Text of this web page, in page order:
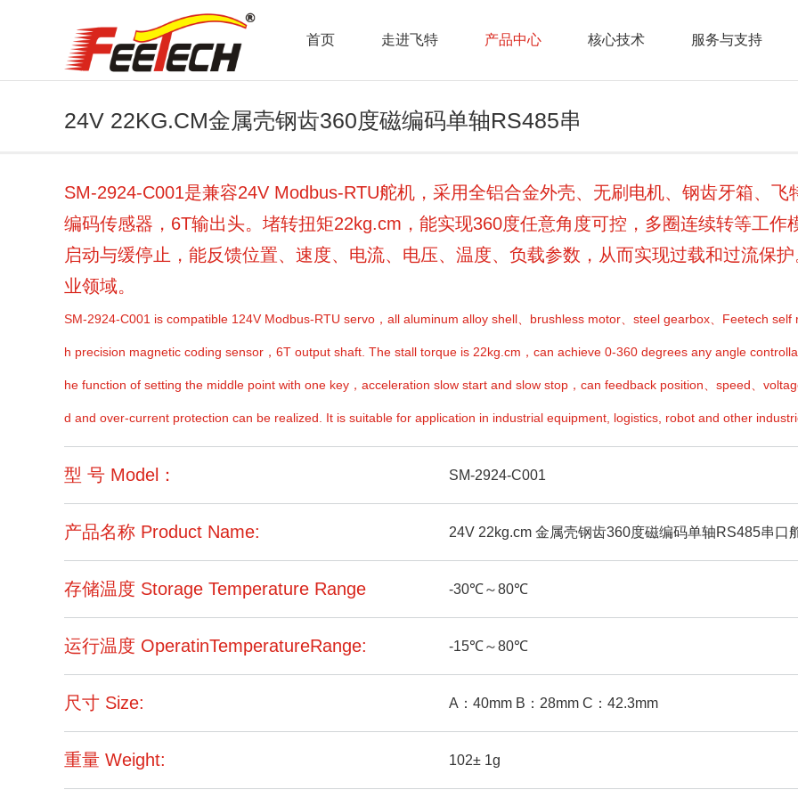
首页 走进飞特 产品中心 核心技术 服务与支持
24V 22KG.CM金属壳钢齿360度磁编码单轴RS485串
口舵机
SM-2924-C001是兼容24V Modbus-RTU舵机，采用全铝合金外壳、无刷电机、钢齿牙箱、
编码传感器，6T输出头。堵转扭矩22kg.cm，能实现360度任意角度可控，多圈连续转等工
启动与缓停止，能反馈位置、速度、电流、电压、温度、负载参数，从而实现过载和过流保
业领域。
SM-2924-C001 is compatible 124V Modbus-RTU servo，all aluminum alloy shell、brushless motor、steel gearbox、Feetech
h precision magnetic coding sensor，6T output shaft. The stall torque is 22kg.cm，can achieve 0-360 degrees any angle
he function of setting the middle point with one key，acceleration slow start and slow stop，can feedback position、speed、
d and over-current protection can be realized. It is suitable for application in industrial equipment, logistics, robot and other
型 号 Model： SM-2924-C001
产品名称 Product Name: 24V 22kg.cm 金属壳钢齿360度磁编码单轴RS485串口
存储温度 Storage Temperature Range -30℃～80℃
运行温度 OperatinTemperatureRange: -15℃～80℃
尺寸 Size: A：40mm B：28mm C：42.3mm
重量 Weight: 102± 1g